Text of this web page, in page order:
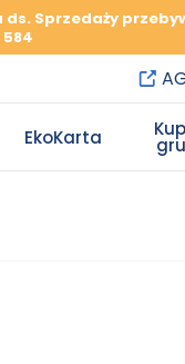
ds. Sprzedaży
EkoKarta